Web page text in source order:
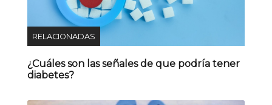
RELACIONADAS
¿Cuáles son las señales de que podría tener
diabetes?